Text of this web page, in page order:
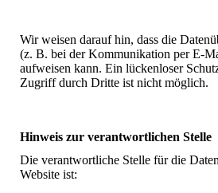
Wir weisen darauf hin, dass die
(z. B. bei der Kommunikation per E-
aufweisen kann. Ein lückenloser
Zugriff durch Dritte ist nicht möglich.
Hinweis zur verantwortlichen Stelle
Die verantwortliche Stelle für die
Website ist: